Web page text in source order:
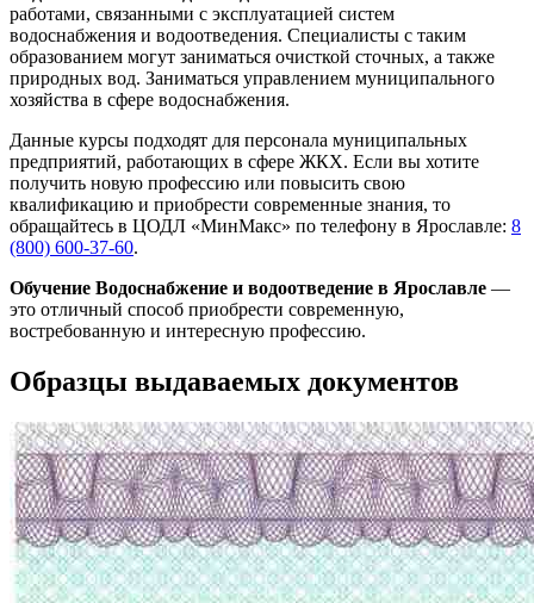
работами, связанными с эксплуатацией систем
водоснабжения и водоотведения. Специалисты с таким
образованием могут заниматься очисткой сточных, а также
природных вод. Заниматься управлением муниципального
хозяйства в сфере водоснабжения.
Данные курсы подходят для персонала муниципальных
предприятий, работающих в сфере ЖКХ. Если вы хотите
получить новую профессию или повысить свою
квалификацию и приобрести современные знания, то
обращайтесь в ЦОДЛ «МинМакс» по телефону в Ярославле: 8
(800) 600-37-60.
Обучение Водоснабжение и водоотведение в Ярославле —
это отличный способ приобрести современную,
востребованную и интересную профессию.
Образцы выдаваемых документов